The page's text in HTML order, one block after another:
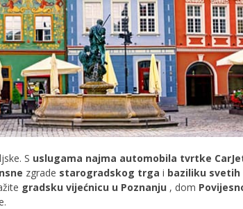
Posebni popusti
Pristupite ekskluzivnim ponudama naših
S uslugama najma automobila tvrtke
zgrade starogradskog trga i baziliku svetih
gradsku vijećnicu u Poznanju , dom